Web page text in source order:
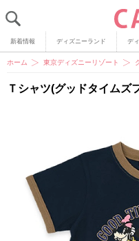
新着情報 ディズニーランド デ
ホーム 東京ディズニーリゾート
Ｔシャツ(グッドタイムズ